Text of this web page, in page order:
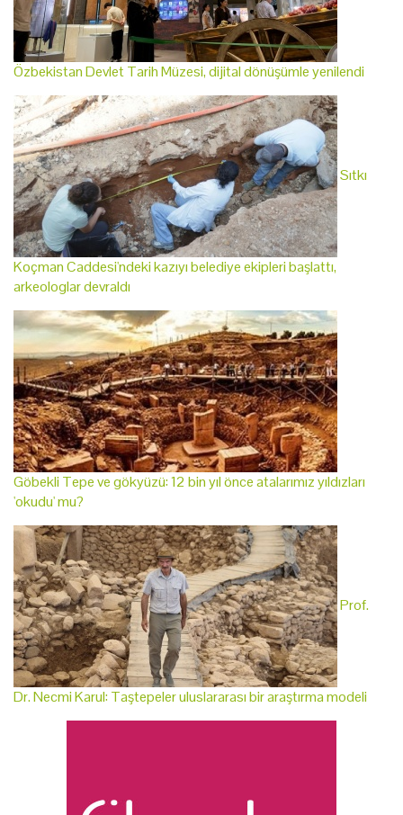
Özbekistan Devlet Tarih Müzesi, dijital dönüşümle yenilendi
Sıtkı
Koçman Caddesi'ndeki kazıyı belediye ekipleri başlattı,
arkeologlar devraldı
Göbekli Tepe ve gökyüzü: 12 bin yıl önce atalarımız yıldızları
'okudu' mu?
Prof.
Dr. Necmi Karul: Taştepeler uluslararası bir araştırma modeli